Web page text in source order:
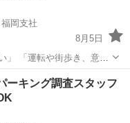
岡支社
8月5日
」 「運転や街歩き、意外
🔸空き状況 🔸設備 など
キング調査スタッフ